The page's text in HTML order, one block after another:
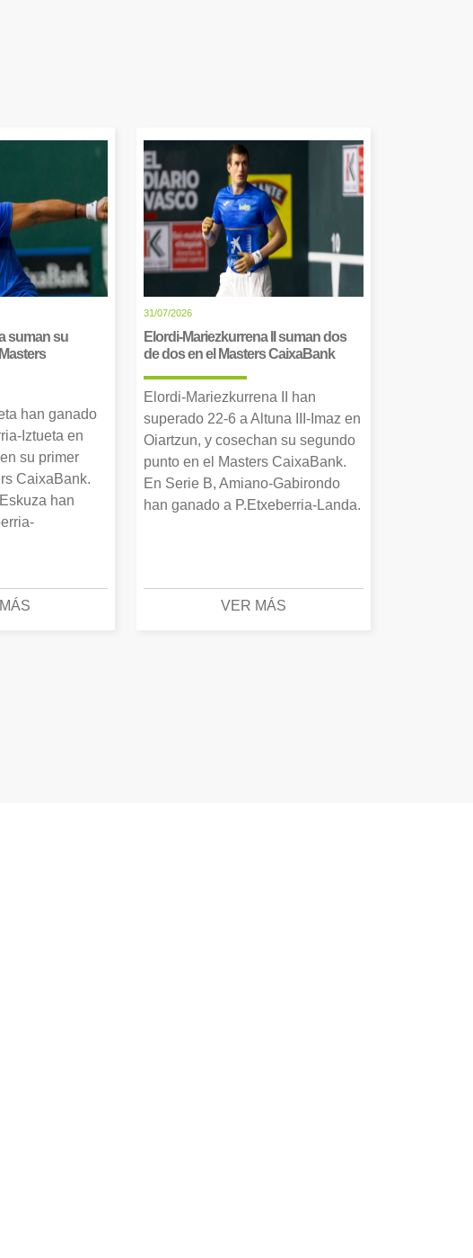
suman su
han ganado
Iztueta en
su primer
CaixaBank.
han
31/07/2026
Elordi-Mariezkurrena II suman dos
de dos en el Masters CaixaBank
Elordi-Mariezkurrena II han
superado 22-6 a Altuna III-Imaz en
Oiartzun, y cosechan su segundo
punto en el Masters CaixaBank.
En Serie B, Amiano-Gabirondo
han ganado a P.Etxeberria-Landa.
VER MÁS